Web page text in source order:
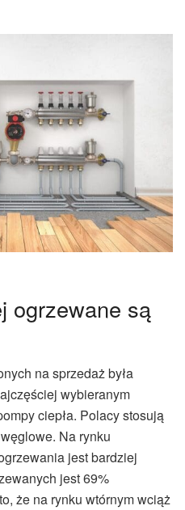
ogrzewane są
na sprzedaż była
wybieranym
ciepła. Polacy stosują
Na rynku
jest bardziej
jest 69%
że na rynku wtórnym wciąż